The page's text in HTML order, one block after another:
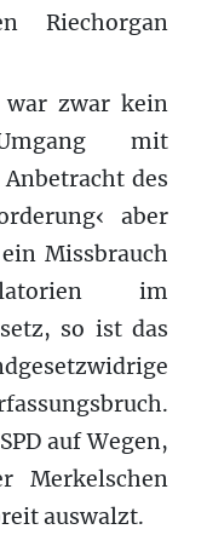
Riechorgan
war zwar kein
mit
des
aber
Missbrauch
im
so ist das
auf Wegen,
Merkelschen
auswalzt.